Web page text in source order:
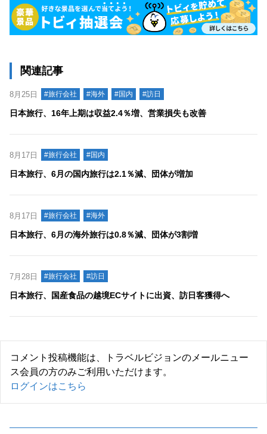
関連記事
8月25日 #旅行会社 #海外 #国内 #訪日
日本旅行、16年上期は収益2.4％増、営業損失も改善
8月17日 #旅行会社 #国内
日本旅行、6月の国内旅行は2.1％減、団体が増加
8月17日 #旅行会社 #海外
日本旅行、6月の海外旅行は0.8％減、団体が3割増
7月28日 #旅行会社 #訪日
日本旅行、国産食品の越境ECサイトに出資、訪日客獲得へ
コメント投稿機能は、トラベルビジョンのメールニュー
ス会員の方のみご利用いただけます。
ログインはこちら